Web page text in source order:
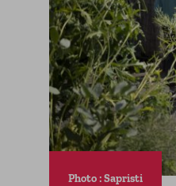
Photo : Sapristi